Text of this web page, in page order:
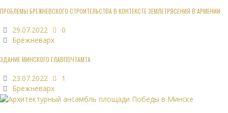
ПРОБЛЕМЫ БРЕЖНЕВСКОГО СТРОИТЕЛЬСТВА В КОНТЕКСТЕ ЗЕМЛЕТРЯСЕНИЯ В АРМЕНИИ
29.07.2022
0
Брежневарх
ЗДАНИЕ МИНСКОГО ГЛАВПОЧТАМТА
23.07.2022
1
Брежневарх